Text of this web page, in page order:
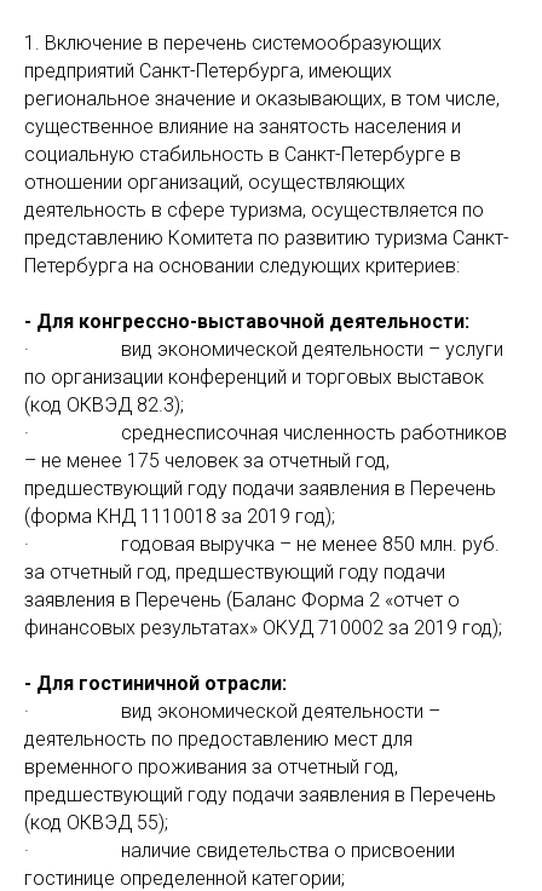
1. Включение в перечень системообразующих
предприятий Санкт-Петербурга, имеющих
региональное значение и оказывающих, в том числе,
существенное влияние на занятость населения и
социальную стабильность в Санкт-Петербурге в
отношении организаций, осуществляющих
деятельность в сфере туризма, осуществляется по
представлению Комитета по развитию туризма Санкт-
Петербурга на основании следующих критериев:
- Для конгрессно-выставочной деятельности:
· вид экономической деятельности – услуги
по организации конференций и торговых выставок
(код ОКВЭД 82.3);
· среднесписочная численность работников
– не менее 175 человек за отчетный год,
предшествующий году подачи заявления в Перечень
(форма КНД 1110018 за 2019 год);
· годовая выручка – не менее 850 млн. руб.
за отчетный год, предшествующий году подачи
заявления в Перечень (Баланс Форма 2 «отчет о
финансовых результатах» ОКУД 710002 за 2019 год);
- Для гостиничной отрасли:
· вид экономической деятельности –
деятельность по предоставлению мест для
временного проживания за отчетный год,
предшествующий году подачи заявления в Перечень
(код ОКВЭД 55);
· наличие свидетельства о присвоении
гостинице определенной категории;